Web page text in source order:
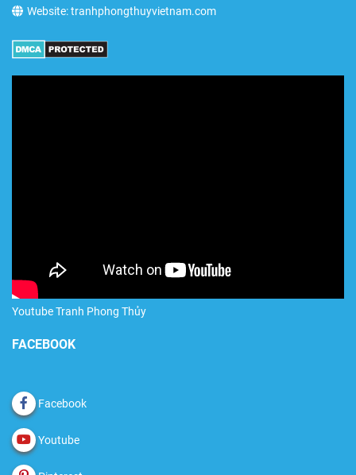
Website: tranhphongthuyvietnam.com
Youtube Tranh Phong Thủy
FACEBOOK
Facebook
Youtube